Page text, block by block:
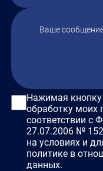
Нажимая кнопку
обработку моих
соответствии с
27.07.2006 №
на условиях и
политике в
данных.